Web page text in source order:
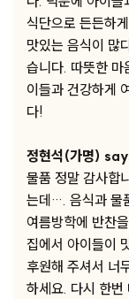
식단으로 든든하
맛있는 음식이 많
습니다. 따뜻한 마
이들과 건강하게
다!
정현석(가명)
물품 정말 감사합
는데…. 음식과 물
여름방학에 반찬
집에서 아이들이
후원해 주셔서 너
하세요. 다시 한번